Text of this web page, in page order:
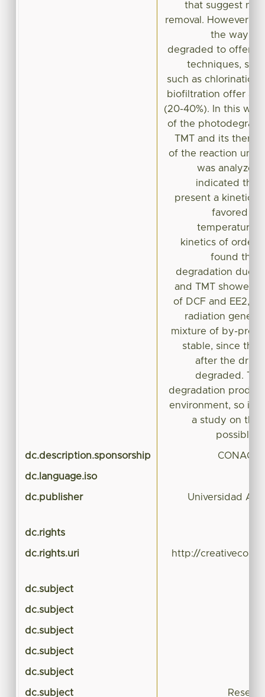
that suggest
removal. However, it
the way in
degraded to offer
techniques,
such as
biofiltration offer a
(20-40%). In this
of the
TMT and its
of the reaction
was
indicated that
present a kinetics
favored
temperature
kinetics of order
found that
degradation due
and TMT showed
of DCF and EE2,
radiation
mixture of by-
stable, since
after the drug
degraded.
degradation
environment, so it
a study on
possible
dc.description.sponsorship
dc.language.iso
dc.publisher Universidad
dc.rights
dc.rights.uri http://
dc.subject
dc.subject
dc.subject
dc.subject
dc.subject
dc.subject